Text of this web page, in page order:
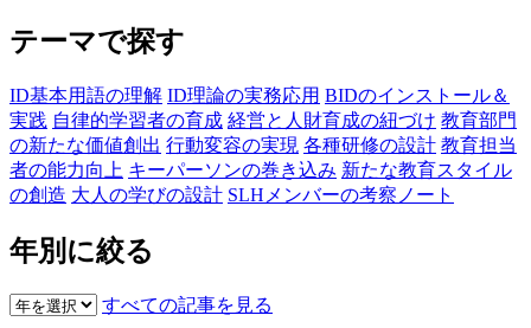
テーマで探す
ID基本用語の理解 ID理論の実務応用 BIDのインストール＆
実践 自律的学習者の育成 経営と人財育成の紐づけ 教育部門
の新たな価値創出 行動変容の実現 各種研修の設計 教育担当
者の能力向上 キーパーソンの巻き込み 新たな教育スタイル
の創造 大人の学びの設計 SLHメンバーの考察ノート
年別に絞る
すべての記事を見る